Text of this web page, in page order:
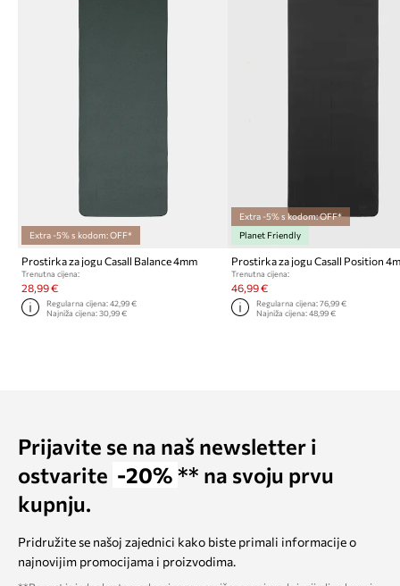
Extra -5% s kodom: OFF*
Prostirka za jogu Casall Balance 4mm
Trenutna cijena:
28,99 €
Regularna cijena:42,99 €
Najniža cijena:30,99 €
Extra -5% s kodom: OFF*
Planet Friendly
Prostirka za jogu Casall Position
Trenutna cijena:
46,99 €
Regularna cijena: 76,99 €
Najniža cijena: 48,99 €
Prijavite se na naš newsletter i
ostvarite -20% ** na svoju prvu
kupnju.
Pridružite se našoj zajednici kako biste primali informacije o
najnovijim promocijama i proizvodima.